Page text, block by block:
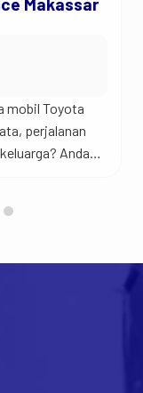
Makassar
mobil Toyota
perjalanan
Anda
kabin yang
keluarga biasa.